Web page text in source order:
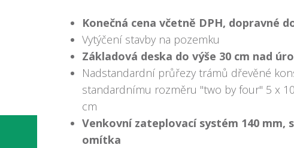
Konečná cena včetně DPH, dopravné
Vytýčení stavby na pozemku
Základová deska do výše 30 cm nad
Nadstandardní průřezy trámů dřevěné
standardnímu rozměru "two by four" 5 x
cm
Venkovní zateplovací systém 140 mm,
omítka